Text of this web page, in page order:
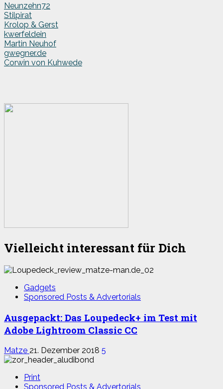
Neunzehn72
Stilpirat
Krolop & Gerst
kwerfeldein
Martin Neuhof
gwegner.de
Corwin von Kuhwede
Vielleicht interessant für Dich
Gadgets
Sponsored Posts & Advertorials
Ausgepackt: Das Loupedeck+ im Test mit
Adobe Lightroom Classic CC
Matze 21. Dezember 2018 5
Print
Sponsored Posts & Advertorials